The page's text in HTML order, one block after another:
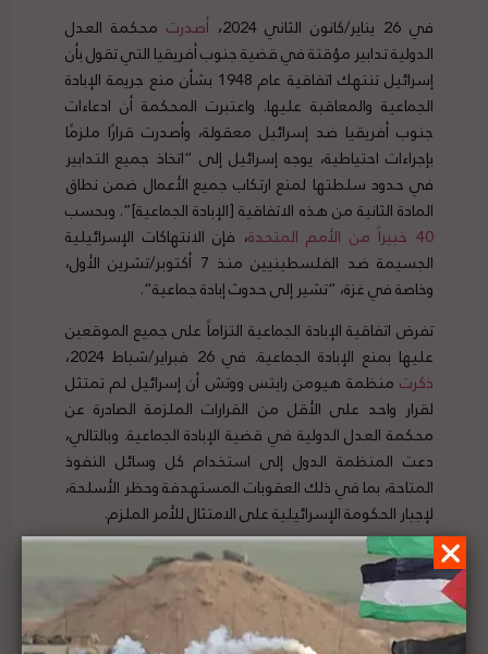
في 26 يناير/كانون الثاني 2024،
أصدرت محكمة العدل
الدولية تدابير مؤقتة في قضية جنوب أفريقيا التي تقول بأن
إسرائيل تنتهك اتفاقية عام 1948 بشأن منع جريمة الإبادة
الجماعية والمعاقبة عليها. واعتبرت المحكمة أن ادعاءات
جنوب أفريقيا ضد إسرائيل معقولة، وأصدرت قرارًا ملزمًا
بإجراءات احتياطية، يوجه إسرائيل إلى “اتخاذ جميع التدابير
في حدود سلطتها لمنع ارتكاب جميع الأعمال ضمن نطاق
المادة الثانية من هذه الاتفاقية [الإبادة الجماعية]”. وبحسب
40 خبيراً من الأمم المتحدة
، فإن الانتهاكات الإسرائيلية
الجسيمة ضد الفلسطينيين منذ 7 أكتوبر/تشرين الأول،
وخاصة في غزة، “تشير إلى حدوث إبادة جماعية”.
تفرض اتفاقية الإبادة الجماعية التزاماً على جميع الموقعين
عليها بمنع الإبادة الجماعية. في 26 فبراير/شباط 2024،
ذكرت منظمة هيومن رايتس ووتش أن إسرائيل لم تمتثل
لقرار واحد على الأقل من القرارات الملزمة الصادرة عن
محكمة العدل الدولية في قضية الإبادة الجماعية. وبالتالي،
دعت المنظمة الدول إلى استخدام كل وسائل النفوذ
المتاحة، بما في ذلك العقوبات المستهدفة وحظر الأسلحة،
لإجبار الحكومة الإسرائيلية على الامتثال للأمر الملزم.
تهدف حلقة النقاش هذه إلى توضيح الالتزامات القانونية
الواقعة على الدول الثالثة باعتبارها موقعة على اتفاقية
الإبادة الجماعية في منع الإبادة الجماعية وتنفيذ أمر محكمة
العدل الدولية بشأن هذه المسألة. سوف تسلط الضوء على